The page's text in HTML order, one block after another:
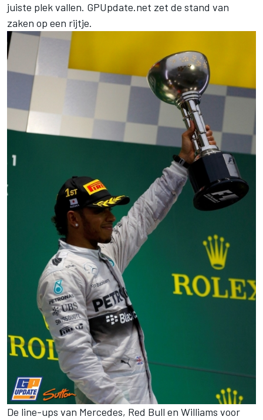
juiste plek vallen. GPUpdate.net zet de stand van
zaken op een rijtje.
De line-ups van Mercedes, Red Bull en Williams voor